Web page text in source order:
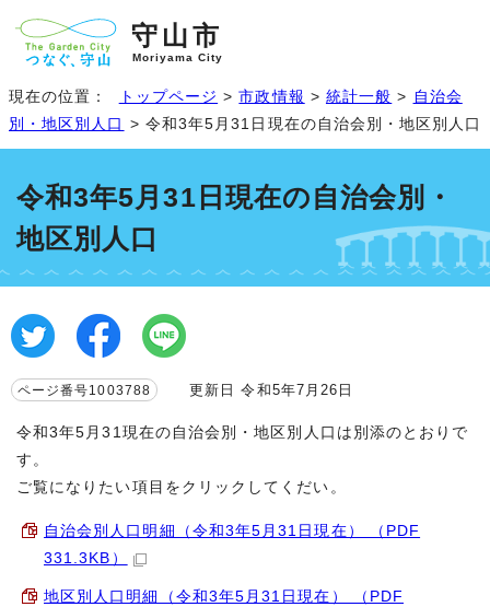
守山市
Moriyama City
現在の位置： トップページ >市政情報 > 統計一般 > 自治会
別・地区別人口 > 令和3年5月31日現在の自治会別・地区別人口
令和3年5月31日現在の自治会別・
地区別人口
ページ番号1003788 更新日 令和5年7月26日
令和3年5月31現在の自治会別・地区別人口は別添のとおりで
す。
ご覧になりたい項目をクリックしてくだい。
自治会別人口明細（令和3年5月31日現在） （PDF
331.3KB）
地区別人口明細（令和3年5月31日現在） （PDF